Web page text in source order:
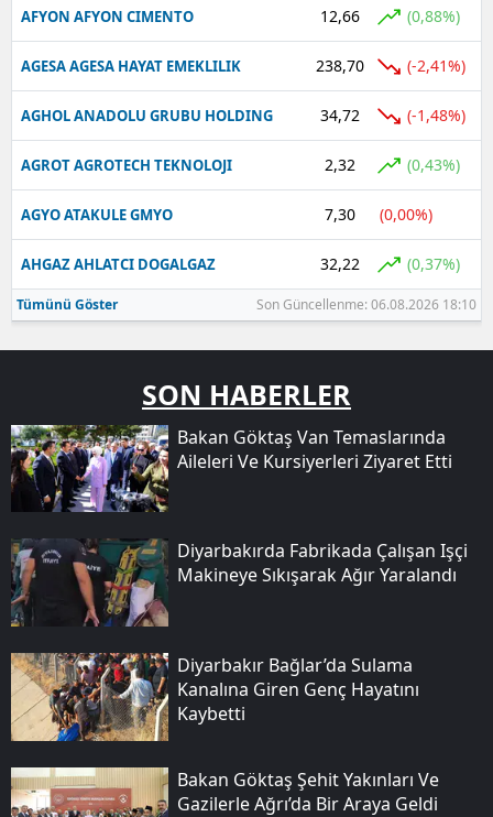
AFYON AFYON CIMENTO 12,66 (0,88%)
AGESA AGESA HAYAT EMEKLILIK 238,70 (-2,41%)
AGHOL ANADOLU GRUBU HOLDING 34,72 (-1,48%)
AGROT AGROTECH TEKNOLOJI 2,32 (0,43%)
AGYO ATAKULE GMYO 7,30 (0,00%)
AHGAZ AHLATCI DOGALGAZ 32,22 (0,37%)
Tümünü Göster Son Güncellenme: 06.08.2026 18:10
SON HABERLER
Bakan Göktaş Van Temaslarında
Aileleri Ve Kursiyerleri Ziyaret Etti
Diyarbakırda Fabrikada Çalışan Işçi
Makineye Sıkışarak Ağır Yaralandı
Diyarbakır Bağlar’da Sulama
Kanalına Giren Genç Hayatını
Kaybetti
Bakan Göktaş Şehit Yakınları Ve
Gazilerle Ağrı’da Bir Araya Geldi